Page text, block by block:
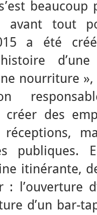
avant tout
a été
nourriture
créer des
publiques.
itinérante,
: l’ouverture
d’un bar-